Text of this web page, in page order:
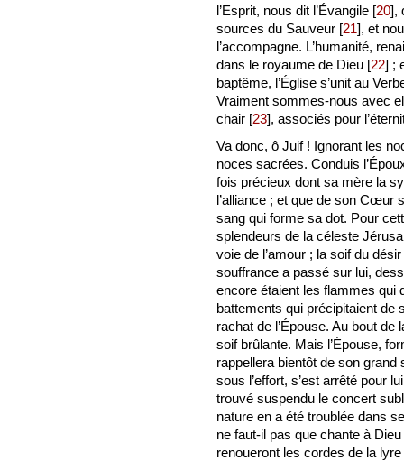
l’Esprit, nous dit l’Évangile [20],
sources du Sauveur [21], et
l’accompagne. L’humanité,
dans le royaume de Dieu [22] ;
baptême, l’Église s’unit au
Vraiment sommes-nous avec
chair [23], associés pour
Va donc, ô Juif ! Ignorant les
noces sacrées. Conduis
fois précieux dont sa mère la
l’alliance ; et que de son Cœur
sang qui forme sa dot. Pour
splendeurs de la céleste
voie de l’amour ; la soif du
souffrance a passé sur lui,
encore étaient les flammes
battements qui précipitaient de
rachat de l’Épouse. Au bout
soif brûlante. Mais l’Épouse,
rappellera bientôt de son
sous l’effort, s’est arrêté pour
trouvé suspendu le concert
nature en a été troublée dans
ne faut-il pas que chante à
renoueront les cordes de la